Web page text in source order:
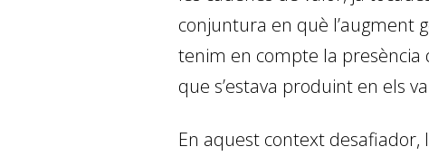
conjuntura en què l’augment
tenim en compte la presència
que s’estava produint en els
En aquest context